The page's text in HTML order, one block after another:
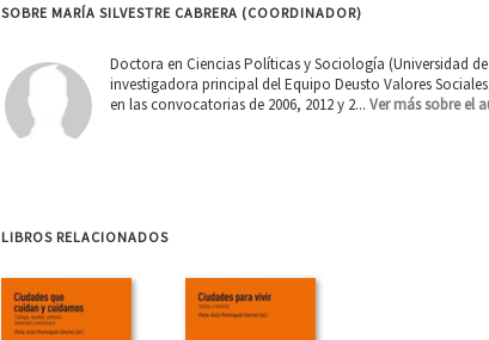
SOBRE MARÍA SILVESTRE CABRERA (COORDINADOR)
Doctora en Ciencias Políticas y Sociología (Universidad
investigadora principal del Equipo Deusto Valores
en las convocatorias de 2006, 2012 y 2... Ver más sobre el
LIBROS RELACIONADOS